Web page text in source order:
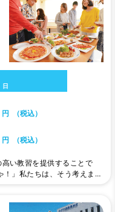
日
円 （税込）
円 （税込）
い教習を提供することで
」私たちは、そう考えま
度アップのための努力を惜